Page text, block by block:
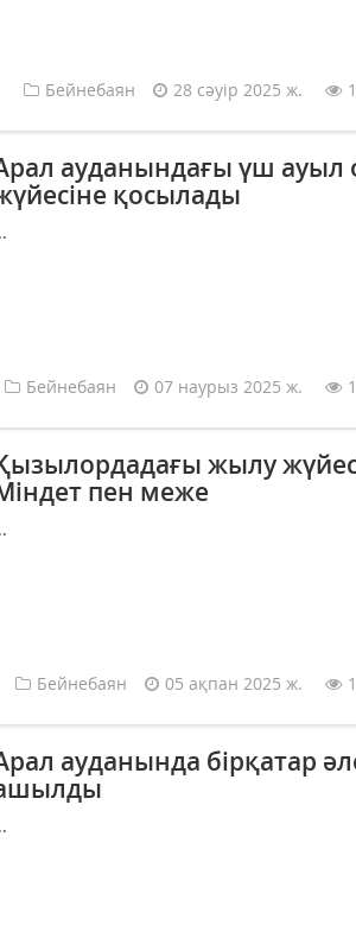
Бейнебаян 28 сәуір 2025 ж.
ауданындағы үш ауыл
қосылады
Бейнебаян 07 наурыз 2025 ж.
жылу
пен меже
Бейнебаян 05 ақпан 2025 ж.
ауданында бірқатар